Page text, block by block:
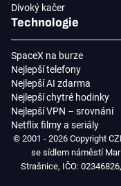
Divoký kačer
Technologie
SpaceX na burze
Nejlepší telefony
Nejlepší AI zdarma
Nejlepší chytré hodinky
Nejlepší VPN – srovnání
Netflix filmy a seriály
© 2001 - 2026 Copyright
se sídlem náměstí
Strašnice, IČO: